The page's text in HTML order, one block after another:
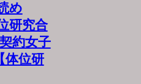
め
研究合
約女子
体位研